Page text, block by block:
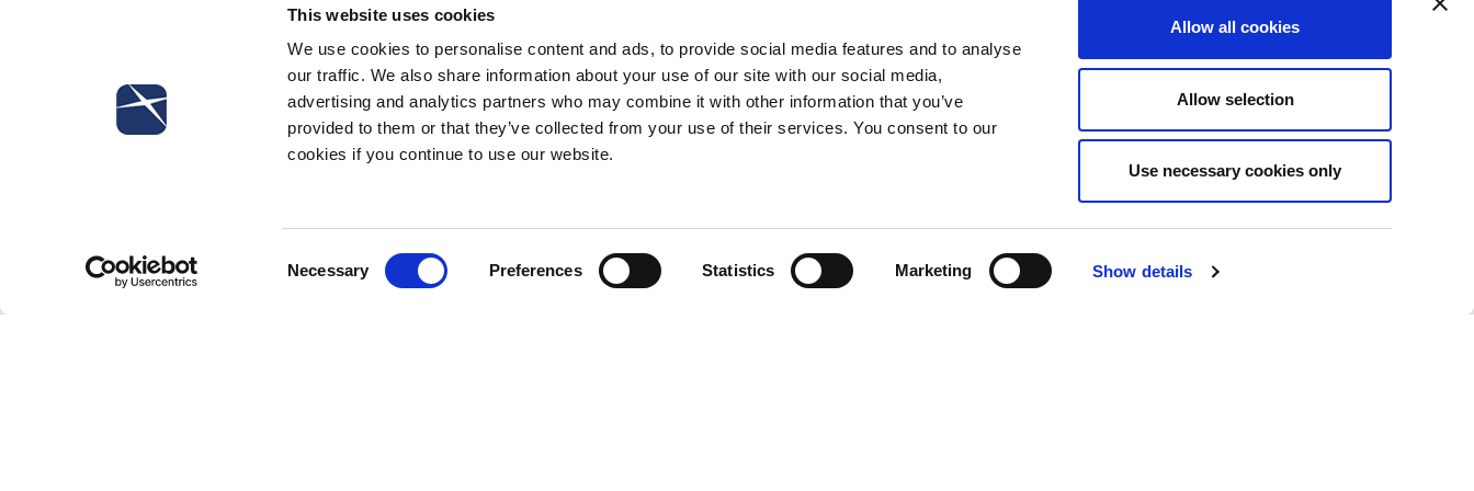
This website uses cookies
We use cookies to personalise content and ads, to provide social media features and to analyse
our traffic. We also share information about your use of our site with our social media,
advertising and analytics partners who may combine it with other information that you’ve
provided to them or that they’ve collected from your use of their services. You consent to our
cookies if you continue to use our website.
Necessary Preferences Statistics Marketing Show details
Allow all cookies
Allow selection
Use necessary cookies only
Il dipendente può rassegnare ledimissioni per “giusta causa”
comportamento talmente grave da non consentire la prosecuzione del rapporto di lavoro, neanche in via provvisoria. Lavalutazione
dell’effettività della gravità dell’inadempimento del datore di lavoro ai suoi obblighi contrattuali è rimessa al
sindacato del giudice del
merito.
I professionisti dello Studio, a seguito di un’accurata analisi delle peculiarità che ogni singola casistica richiede, supportano il cliente persone
fisica nel definire leragioni da porre a fondamento della
, che rappresenteranno la guida per il giudice eventualmente
successiva fase giudiziale.